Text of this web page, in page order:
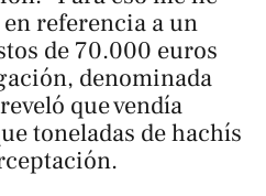
referencia a un
de 70.000 euros
denominada
que vendía
toneladas de hachís